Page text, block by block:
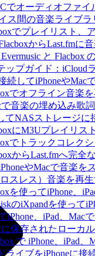
でオーディオファ
ス間の音楽ライブ
でプレイリスト
からLast.fmに
Evermusic と
ップガイド：iCloud
続してiPhoneやMac
でオフライン音楽
で音楽の埋め込み歌
てNASストレージに
にM3Uプレイリ
でトラックコレク
からLast.fmへ完
やMacで音楽を
スレス）音楽を再
を使ってiPhone、
のiXpandを使っ
iPhone、iPad、Mac
に保存されたローカ
で iPhone、iPad
ライブをiPhoneに